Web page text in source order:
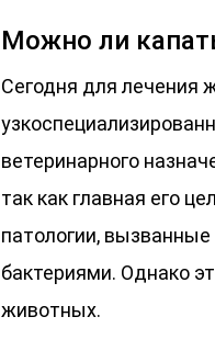
Можно ли
Сегодня для лечения
ветеринарного
так как главная его
патологии,
бактериями. Однако
животных.